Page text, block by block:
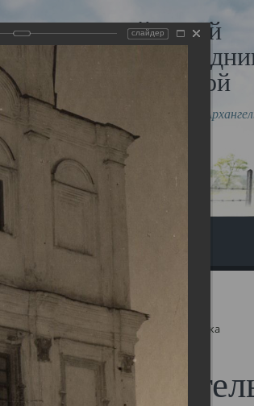
Виртуальный музей
и
Архангельской
по благословлению митрополита
и Холмогорского Даниила
Свято-Троицкий собор Архангельска
слайдер